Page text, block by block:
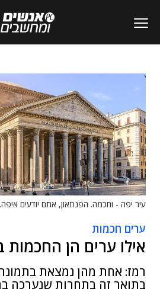
עיר יפה - וחכמה. הפנתאון, אתם יודעים
ערים חכמות
אילו ערים הן החכמות
רמז: אחת מהן נמצאת
בתואר זה בתחרות שנערכה